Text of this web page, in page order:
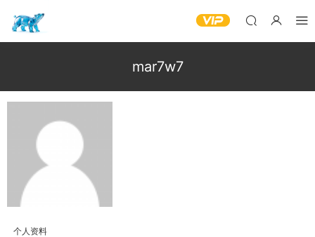
mar7w7
个人资料